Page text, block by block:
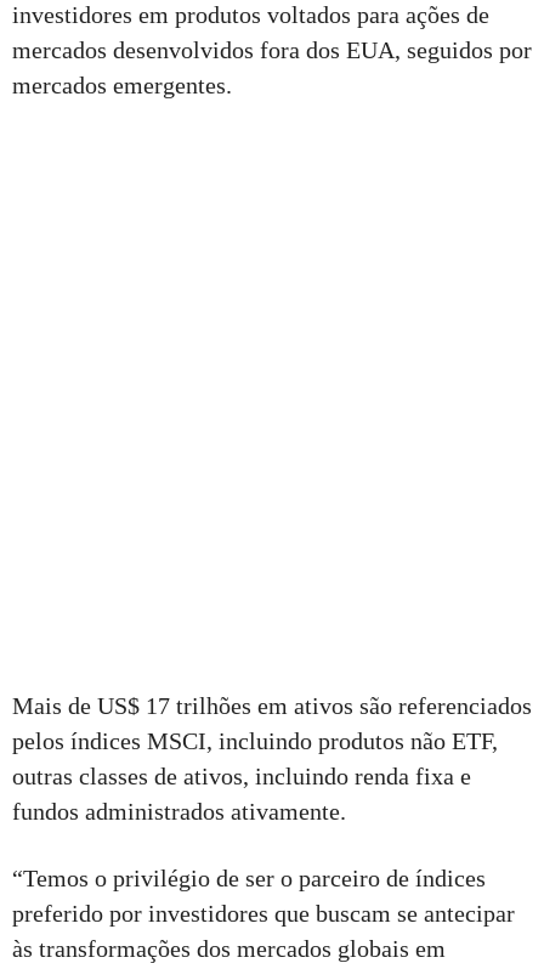
investidores em produtos voltados para ações de
mercados desenvolvidos fora dos EUA, seguidos por
mercados emergentes.
Mais de US$ 17 trilhões em ativos são referenciados
pelos índices MSCI, incluindo produtos não ETF,
outras classes de ativos, incluindo renda fixa e
fundos administrados ativamente.
“Temos o privilégio de ser o parceiro de índices
preferido por investidores que buscam se antecipar
às transformações dos mercados globais em